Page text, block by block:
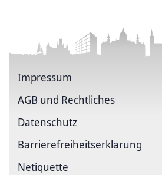
Impressum
AGB und Rechtliches
Datenschutz
Barriere­freiheits­erklärung
Netiquette